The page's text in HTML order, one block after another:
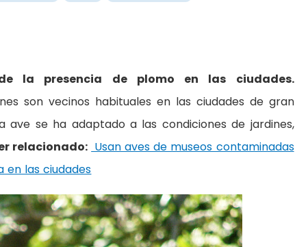
la presencia de plomo en las ciudades.
son vecinos habituales en las ciudades de gran
se ha adaptado a las condiciones de jardines,
relacionado: Usan aves de museos contaminadas
las ciudades